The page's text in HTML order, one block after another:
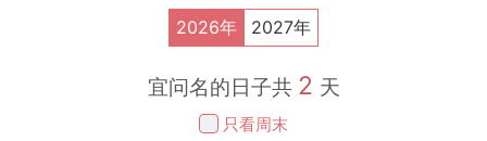
：男方选定吉日后，会派遣媒人携带礼物前往女方家中正
便会告知女方的名字以及她的生辰八字给男方代表。
八字进行分析，看两者是否匹配，是否存在相克等问题。
2026年 2027年
宜问名的日子共 2 天
只看周末